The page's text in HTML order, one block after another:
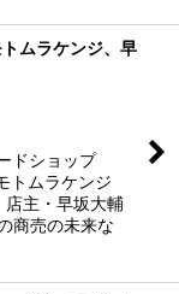
ムラケンジ、早
ドショップ
トムラケンジ
店主・早坂大輔
商売の未来な